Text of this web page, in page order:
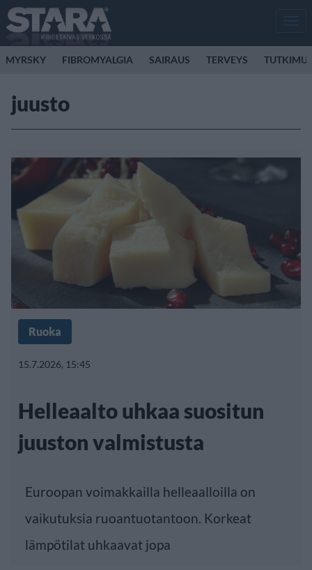
MYRSKY FIBROMYALGIA SAIRAUS TERVEYS
juusto
Ruoka
15.7.2026, 15:45
Helleaalto uhkaa suositun
juuston valmistusta
Euroopan voimakkailla helleaalloilla on
vaikutuksia ruoantuotantoon. Korkeat
lämpötilat uhkaavat jopa